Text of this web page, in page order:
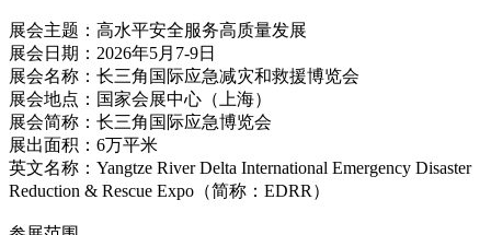
展会主题：高水平安全服务高质量发展
展会日期：2026年5月7-9日
展会名称：长三角国际应急减灾和救援博览会
展会地点：国家会展中心（上海）
展会简称：长三角国际应急博览会
展出面积：6万平米
英文名称：Yangtze River Delta International Emergency Disaster
Reduction & Rescue Expo（简称：EDRR）